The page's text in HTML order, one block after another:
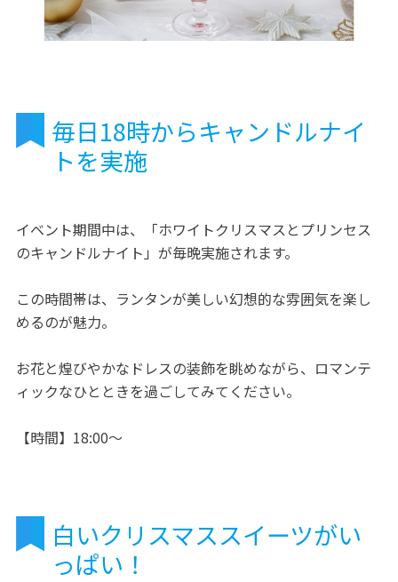
毎日18時からキャンドルナイ
トを実施
イベント期間中は、「ホワイトクリスマスとプリンセス
のキャンドルナイト」が毎晩実施されます。
この時間帯は、ランタンが美しい幻想的な雰囲気を楽し
めるのが魅力。
お花と煌びやかなドレスの装飾を眺めながら、ロマンテ
ィックなひとときを過ごしてみてください。
【時間】18:00～
白いクリスマススイーツがい
っぱい！